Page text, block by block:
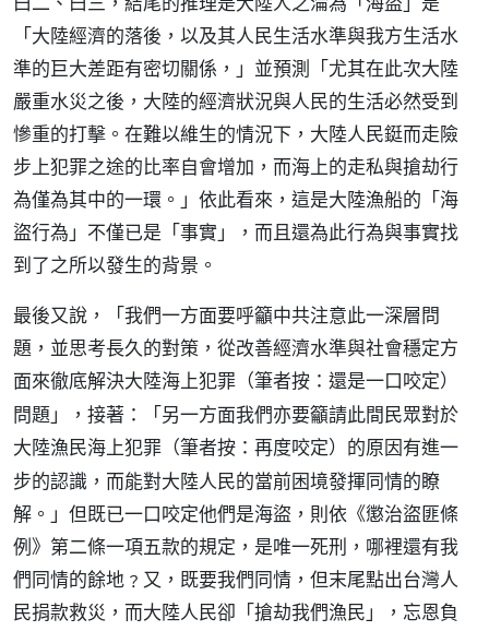
「大陸經濟的落後，以及其人民生活水準與我方生活水
準的巨大差距有密切關係，」並預測「尤其在此次大陸
嚴重水災之後，大陸的經濟狀況與人民的生活必然受到
慘重的打擊。在難以維生的情況下，大陸人民鋌而走險
步上犯罪之途的比率自會增加，而海上的走私與搶劫行
為僅為其中的一環。」依此看來，這是大陸漁船的「海
盜行為」不僅已是「事實」，而且還為此行為與事實找
到了之所以發生的背景。
最後又說，「我們一方面要呼籲中共注意此一深層問
題，並思考長久的對策，從改善經濟水準與社會穩定方
面來徹底解決大陸海上犯罪（筆者按：還是一口咬定）
問題」，接著：「另一方面我們亦要籲請此間民眾對於
大陸漁民海上犯罪（筆者按：再度咬定）的原因有進一
步的認識，而能對大陸人民的當前困境發揮同情的瞭
解。」但既已一口咬定他們是海盜，則依《懲治盜匪條
例》第二條一項五款的規定，是唯一死刑，哪裡還有我
們同情的餘地﹖又，既要我們同情，但末尾點出台灣人
民捐款救災，而大陸人民卻「搶劫我們漁民」，忘恩負